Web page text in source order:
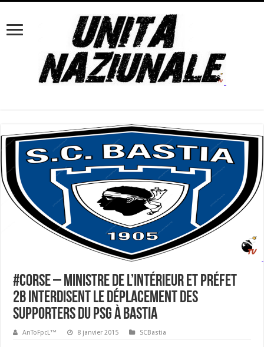
#Corse – Ministre de l’intérieur et préfet
2B interdisent le déplacement des
supporters du PSG à Bastia
AnToFpcL™ 8 janvier 2015 SCBastia